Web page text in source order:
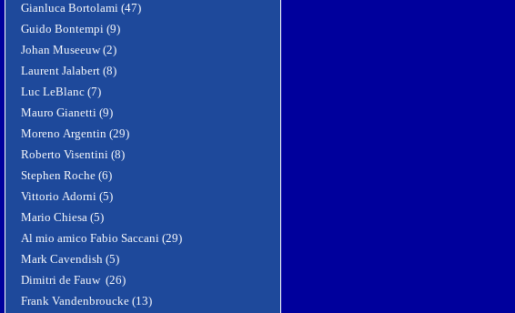
Gianluca Bortolami (47)
Guido Bontempi (9)
Johan Museeuw (2)
Laurent Jalabert (8)
Luc LeBlanc (7)
Mauro Gianetti (9)
Moreno Argentin (29)
Roberto Visentini (8)
Stephen Roche (6)
Vittorio Adorni (5)
Mario Chiesa (5)
Al mio amico Fabio Saccani (29)
Mark Cavendish (5)
Dimitri de Fauw (26)
Frank Vandenbroucke (13)